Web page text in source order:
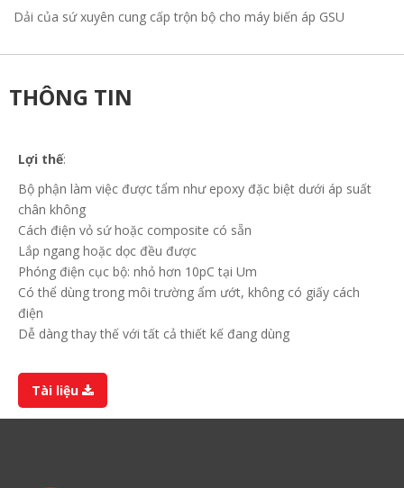
Dải của sứ xuyên cung cấp trộn bộ cho máy biến áp GSU
THÔNG TIN
Lợi thế:
Bộ phận làm việc được tẩm như epoxy đặc biệt dưới áp suất
chân không
Cách điện vỏ sứ hoặc composite có sẵn
Lắp ngang hoặc dọc đều được
Phóng điện cục bộ: nhỏ hơn 10pC tại Um
Có thể dùng trong môi trường ẩm ướt, không có giấy cách
điện
Dễ dàng thay thế với tất cả thiết kế đang dùng
Tài liệu